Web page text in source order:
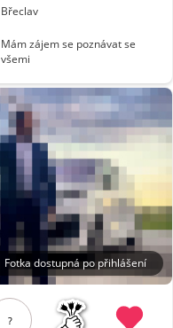
Břeclav
Mám zájem se poznávat se
všemi
Fotka dostupná po přihlášení
?